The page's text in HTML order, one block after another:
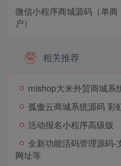
微信小程序商城源码（单商
户）
相关推荐
mishop大米外贸商城系
孤傲云商城系统源码 彩
活动报名小程序高级版
全新功能活码管理源码-
网址等